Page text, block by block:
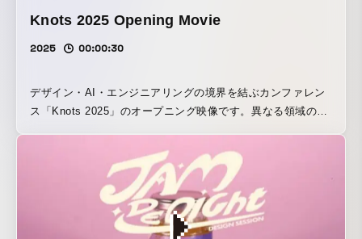
Knots 2025 Opening Movie
2025 00:00:30
デザイン・AI・エンジニアリングの境界を結ぶカンファレン
ス「Knots 2025」のオープニング映像です。異なる領域の融
ベントのVIでもある「波」をモチーフとして採用しました。
「交わる・広がる・発展する・結びつく」という4つのプロセ
スを異なる波の動きで表現。波が重なり合い、次なる創造へ
の動きを描くことで、イベントの幕開けへの期待感と高揚感
を生み出しました。